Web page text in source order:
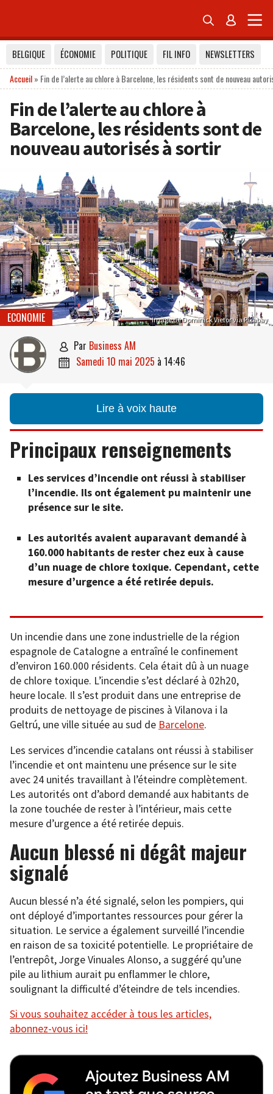
 
BELGIQUE ÉCONOMIE POLITIQUE FIL INFO
NEWSLETTERS
Accueil» Fin de l’alerte au chlore à Barcelone, les résidents sont de nouveau
Fin de l’alerte au chlore à
Barcelone, les résidents sont de
nouveau autorisés à sortir
Image de Dominick Vietor via Pixabay
ECONOMIE
 par Business AM
 samedi 10 mai 2025 à 14:46
Lire à voix haute
Principaux renseignements
Les services d’incendie ont réussi à stabiliser
l’incendie. Ils ont également pu maintenir une
présence sur le site.
Les autorités avaient auparavant demandé à
160.000 habitants de rester chez eux à cause
d’un nuage de chlore toxique. Cependant, cette
mesure d’urgence a été retirée depuis.
Un incendie dans une zone industrielle de la région
espagnole de Catalogne a entraîné le confinement
d’environ 160.000 résidents. Cela était dû à un nuage
de chlore toxique. L’incendie s’est déclaré à 02h20,
heure locale. Il s’est produit dans une entreprise de
produits de nettoyage de piscines à Vilanova i la
Geltrú, une ville située au sud de Barcelone.
Les services d’incendie catalans ont réussi à stabiliser
l’incendie et ont maintenu une présence sur le site
avec 24 unités travaillant à l’éteindre complètement.
Les autorités ont d’abord demandé aux habitants de
la zone touchée de rester à l’intérieur, mais cette
mesure d’urgence a été retirée depuis.
Aucun blessé ni dégât majeur
signalé
Aucun blessé n’a été signalé, selon les pompiers, qui
ont déployé d’importantes ressources pour gérer la
situation. Le service a également surveillé l’incendie
en raison de sa toxicité potentielle. Le propriétaire de
l’entrepôt, Jorge Vinuales Alonso, a suggéré qu’une
pile au lithium aurait pu enflammer le chlore,
soulignant la difficulté d’éteindre de tels incendies.
Si vous souhaitez accéder à tous les articles,
abonnez-vous ici!